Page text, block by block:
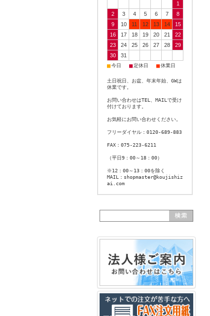
1
2
3 4 5 6 7
8
9
10 11 12 13 14
15
16
17 18 19 20 21
22
23
24 25 26 27 28
29
30
31
■今日 ■定休日 ■休業日
土日祝日、お盆、年末年始、GWは
休業です。
お問い合わせはTEL、MAILで受け
付けております。
お気軽にお問い合わせください。
フリーダイヤル：0120-689-883
FAX：075-223-6211
（平日9：00～18：00）
※12：00～13：00を除く
MAIL：shopmaster@koujishiz
ai.com